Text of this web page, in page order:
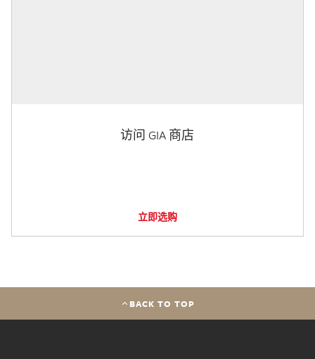
访问 GIA 商店
立即选购
BACK TO TOP